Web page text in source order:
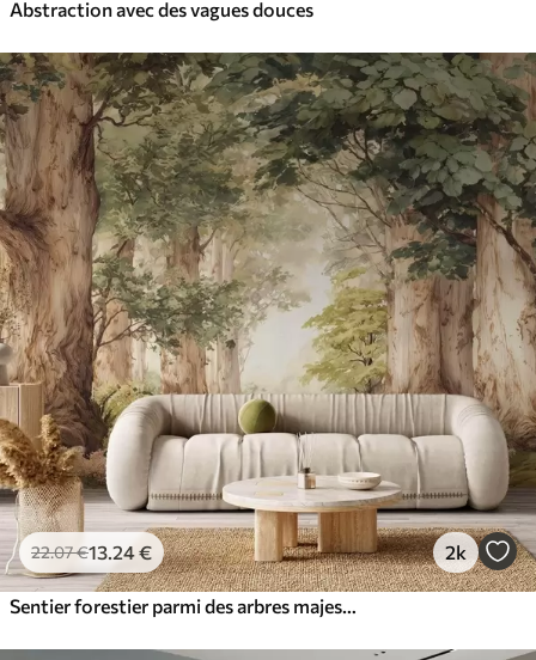
Abstraction avec des vagues douces
22.07€13 .24€ 2k